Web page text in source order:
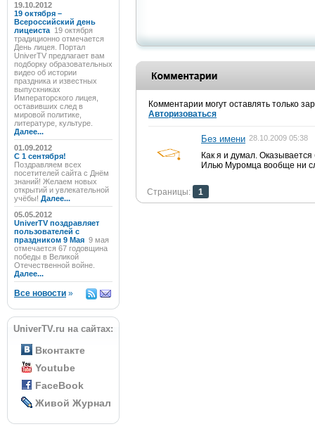
19.10.2012
19 октября –
Всероссийский день
лицеиста 19 октября
традиционно отмечается
День лицея. Портал
UniverTV предлагает вам
подборку образовательных
видео об истории
праздника и известных
выпускниках
Императорского лицея,
оставивших след в
мировой политике,
литературе, культуре.
Далее...
01.09.2012
C 1 сентября!
Поздравляем всех
посетителей сайта с Днём
знаний! Желаем новых
открытий и увлекательной
учёбы! Далее...
05.05.2012
UniverTV поздравляет
пользователей с
праздником 9 Мая 9 мая
отмечается 67 годовщина
победы в Великой
Отечественной войне.
Далее...
Все новости »
UniverTV.ru на сайтах:
Вконтакте
Youtube
FaceBook
Живой Журнал
Комментарии могут оставлять только
Авторизоваться
Без имени 28.10.2009 05:38
Как я и думал.
Илью Муромца вообще ни
Страницы: 1